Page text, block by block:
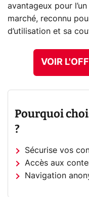
avantageux pour
marché, reconnu
d’utilisation et sa
VOIR
Pourquoi
?
Sécurise vos
Accès aux
Navigation